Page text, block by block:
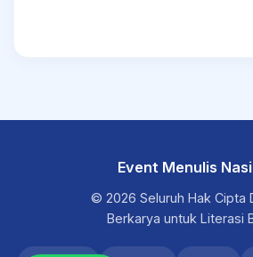
Event Menulis
© 2026 Seluruh Hak Cipta
Berkarya untuk Literasi